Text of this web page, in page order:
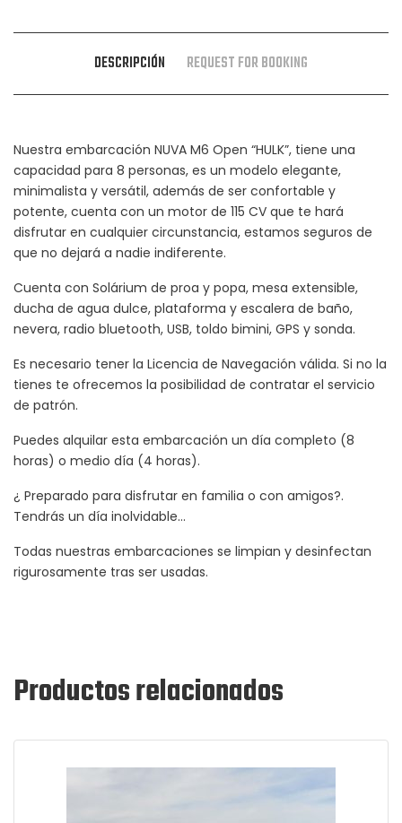
DESCRIPCIÓN REQUEST FOR BOOKING
Nuestra embarcación NUVA M6 Open “HULK”, tiene una
capacidad para 8 personas, es un modelo elegante,
minimalista y versátil, además de ser confortable y
potente, cuenta con un motor de 115 CV que te hará
disfrutar en cualquier circunstancia, estamos seguros de
que no dejará a nadie indiferente.
Cuenta con Solárium de proa y popa, mesa extensible,
ducha de agua dulce, plataforma y escalera de baño,
nevera, radio bluetooth, USB, toldo bimini, GPS y sonda.
Es necesario tener la Licencia de Navegación válida. Si no la
tienes te ofrecemos la posibilidad de contratar el servicio
de patrón.
Puedes alquilar esta embarcación un día completo (8
horas) o medio día (4 horas).
¿ Preparado para disfrutar en familia o con amigos?.
Tendrás un día inolvidable…
Todas nuestras embarcaciones se limpian y desinfectan
rigurosamente tras ser usadas.
Productos relacionados